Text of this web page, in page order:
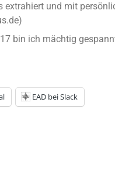
extrahiert und mit
bin ich mächtig
EAD bei Slack